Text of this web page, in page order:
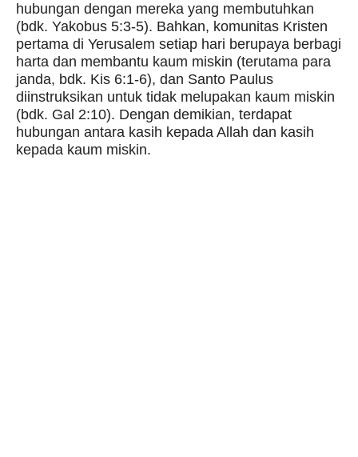
hubungan dengan mereka yang membutuhkan
(bdk. Yakobus 5:3-5). Bahkan, komunitas Kristen
pertama di Yerusalem setiap hari berupaya berbagi
harta dan membantu kaum miskin (terutama para
janda, bdk. Kis 6:1-6), dan Santo Paulus
diinstruksikan untuk tidak melupakan kaum miskin
(bdk. Gal 2:10). Dengan demikian, terdapat
hubungan antara kasih kepada Allah dan kasih
kepada kaum miskin.